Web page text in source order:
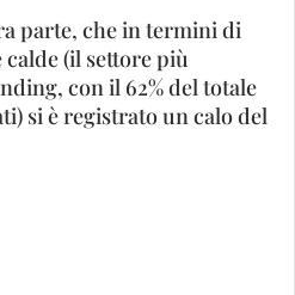
parte, che in termini di
(il settore più
con il 62% del totale
si è registrato un calo del